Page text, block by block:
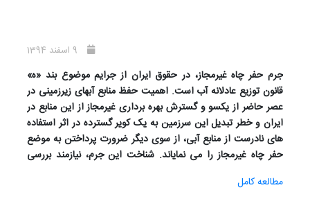
گرفت و منجر به شناسایی 1 رو خانواده، 20 جنس و 8 گونه به شرح
جرم حفر چاه غیرمجاز، در حقوق ایران از جرایم موضوع بند «ه»
قانون توزیع عادلانه آب است. اهمیت حفظ منابع آبهای زیرزمینی در
عصر حاضر از یکسو و گسترش بهره برداری غیرمجاز از این منابع در
ایران و خطر تبدیل این سرزمین به یک کویر گسترده در اثر استفاده
های نادرست از منابع آبی، از سوی دیگر ضرورت پرداختن به موضع
حفر چاه غیرمجاز را می نمایاند. شناخت این جرم، نیازمند بررسی
مطالعه کامل